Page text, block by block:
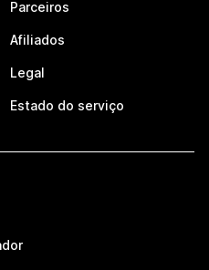
Parceiros
Afiliados
Legal
Estado do serviço